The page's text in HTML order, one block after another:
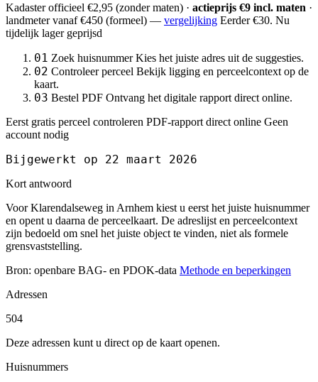
Kadaster officieel €2,95 (zonder maten) · actieprijs €9 incl. maten ·
landmetervanaf €450 (formeel) — vergelijking Eerder €30. Nu
tijdelijk lager geprijsd
01 Zoek huisnummer Kies het juiste adres uit de suggesties.
02 Controleer perceel Bekijk ligging en perceelcontext op de
kaart.
03 Bestel PDF Ontvang het digitale rapport direct online.
Eerst gratis perceel controleren PDF-rapport direct online Geen
account nodig
Bijgewerkt op 22 maart 2026
Kort antwoord
Voor Klarendalseweg in Arnhem kiest u eerst het juiste huisnummer
en opent u daarna de perceelkaart. De adreslijst en perceelcontext
zijn bedoeld om snel het juiste object te vinden, niet als formele
grensvaststelling.
Bron: openbare BAG- en PDOK-data Methode en beperkingen
Adressen
504
Deze adressen kunt u direct op de kaart openen.
Huisnummers